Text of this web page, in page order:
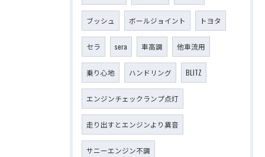
ブッシュ ボールジョイント トヨタ
セラ sera 車高調 他車流用
乗り心地 ハンドリング BLITZ
エンジンチェックランプ点灯
走り出すとエンジンより異音
サニーエンジン不調